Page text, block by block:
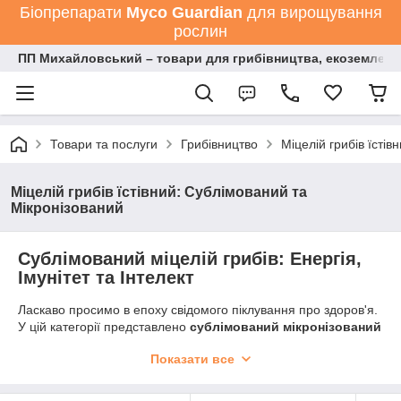
Біопрепарати Мyco Guardian для вирощування
рослин
ПП Михайловський – товари для грибівництва,
Товари та послуги Грибівництво Міцелій грибів
Міцелій грибів їстівний: Сублімований та
Мікронізований
Сублімований міцелій грибів: Енергія,
Імунітет та Інтелект
Ласкаво просимо в епоху свідомого піклування про здоров'я.
У цій категорії представлено сублімований мікронізований
високотехнологічний продукт, створений для максимального
збережену завдяки технології глибокої заморозки
Показати все